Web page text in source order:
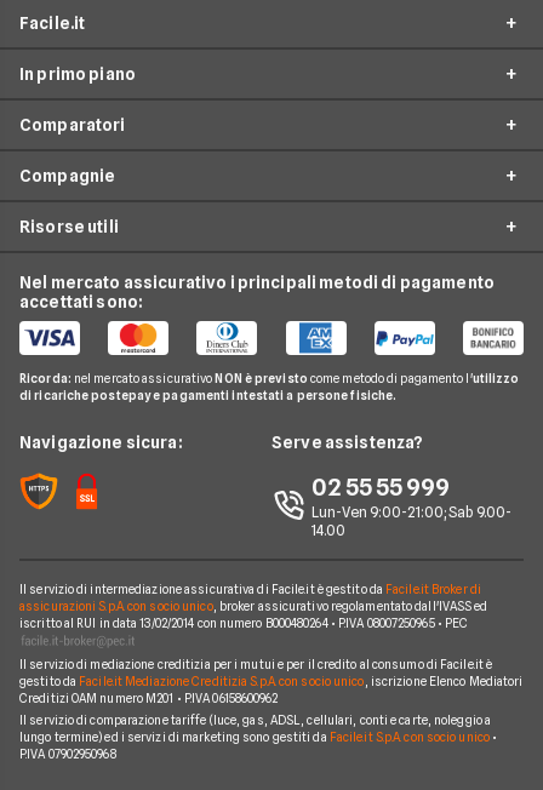
Facile.it
Assicurazioni
Prestiti
Conti e Carte
Telefonia Mobile
Pay TV
Noleggio Lungo Termine
News
Chi siamo
Perché scegliere Facile.it
Mappa del sito
In primo piano
Offerte Fibra
Offerte ADSL
Offerte Internet Casa
Offerte Internet Partita Iva
Internet senza linea fissa
Comparatori
Migliore Connessione Internet
Offerte Internet Satellitare
Internet Seconda Casa
Offerte Internet Illimitato
Compagnie
Vodafone
Fastweb
Linkem
Tiscali
Wind Tre
Aruba
Eolo
Operatori Internet Casa
Risorse utili
Verifica Copertura Fibra Ottica
Internet Speed Test
Guide Internet Casa
Argomenti in evidenza internet casa
Notizie internet casa
Domande frequenti internet casa
Nel mercato assicurativo i principali metodi di pagamento
accettati sono:
Ricorda: nel mercato assicurativo NON è previsto come metodo di pagamento l'utilizzo
di ricariche postepay e pagamenti intestati a persone fisiche.
Navigazione sicura: Serve assistenza?
02 55 55 999
Lun-Ven 9:00-21:00; Sab 9.00-
14.00
Il servizio di intermediazione assicurativa di Facile.it è gestito da Facile.it Broker di
assicurazioni S.p.A. con socio unico, broker assicurativo regolamentato dall'IVASS ed
iscritto al RUI in data 13/02/2014 con numero B000480264 • P.IVA 08007250965 • PEC
Il servizio di mediazione creditizia per i mutui e per il credito al consumo di Facile.it è
gestito da Facile.it Mediazione Creditizia S.p.A. con socio unico , iscrizione Elenco Mediatori
Creditizi OAM numero M201 • P.IVA 06158600962
Il servizio di comparazione tariffe (luce, gas, ADSL, cellulari, conti e carte, noleggio a
lungo termine) ed i servizi di marketing sono gestiti da Facile.it S.p.A. con socio unico•
P.IVA 07902950968